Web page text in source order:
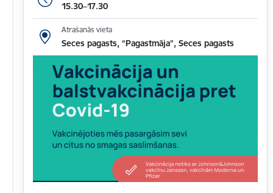
15.30–17.30
Atrašanās vieta
Seces pagasts, “Pagastmāja”, Seces pagasts